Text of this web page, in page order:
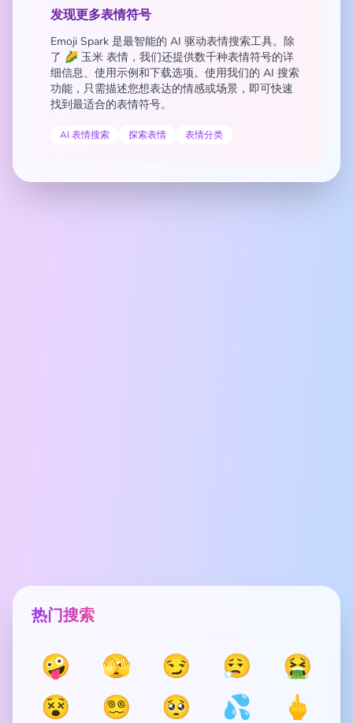
发现更多表情符号
Emoji Spark 是最智能的 AI 驱动表情搜索工具。除
了 🌽 玉米 表情，我们还提供数千种表情符号的详
细信息、使用示例和下载选项。使用我们的 AI 搜索
功能，只需描述您想表达的情感或场景，即可快速
找到最适合的表情符号。
AI 表情搜索 探索表情 表情分类
热门搜索
🤪 🫣 😏 😮‍💨
🤮
😵
😵‍💫 🥺 💦 🖕